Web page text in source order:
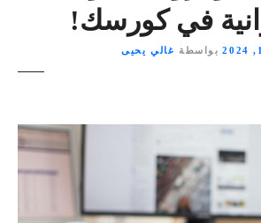
في كورسك!
بواسطة غالي يحيى